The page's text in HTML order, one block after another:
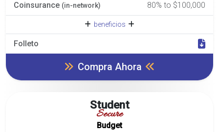
Coinsurance (in-network) 80% to $100,000
beneficios
Folleto
Compra Ahora
Student
Secure
Budget